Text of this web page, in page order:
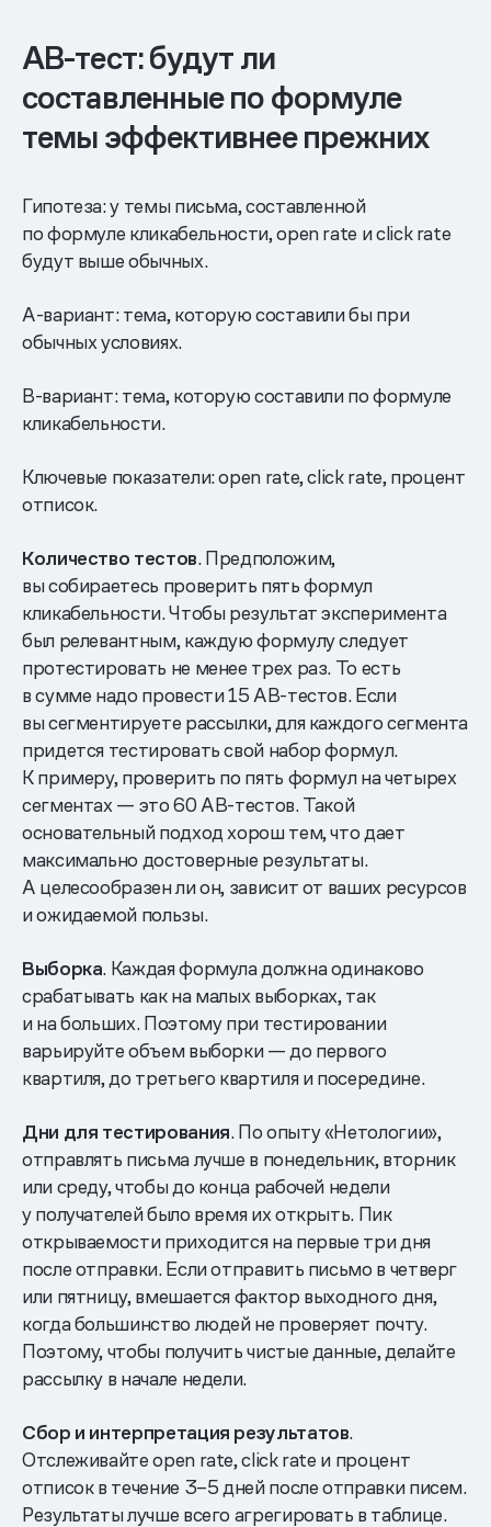
AB-тест: будут ли
составленные по формуле
темы эффективнее прежних
Гипотеза: у темы письма, составленной
по формуле кликабельности, open rate и click rate
будут выше обычных.
A-вариант: тема, которую составили бы при
обычных условиях.
B-вариант: тема, которую составили по формуле
кликабельности.
Ключевые показатели: open rate, click rate, процент
отписок.
Количество тестов. Предположим,
вы собираетесь проверить пять формул
кликабельности. Чтобы результат эксперимента
был релевантным, каждую формулу следует
протестировать не менее трех раз. То есть
в сумме надо провести 15 AB-тестов. Если
вы сегментируете рассылки, для каждого сегмента
придется тестировать свой набор формул.
К примеру, проверить по пять формул на четырех
сегментах — это 60 AB-тестов. Такой
основательный подход хорош тем, что дает
максимально достоверные результаты.
А целесообразен ли он, зависит от ваших ресурсов
и ожидаемой пользы.
Выборка. Каждая формула должна одинаково
срабатывать как на малых выборках, так
и на больших. Поэтому при тестировании
варьируйте объем выборки — до первого
квартиля, до третьего квартиля и посередине.
Дни для тестирования. По опыту «Нетологии»,
отправлять письма лучше в понедельник, вторник
или среду, чтобы до конца рабочей недели
у получателей было время их открыть. Пик
открываемости приходится на первые три дня
после отправки. Если отправить письмо в четверг
или пятницу, вмешается фактор выходного дня,
когда большинство людей не проверяет почту.
Поэтому, чтобы получить чистые данные, делайте
рассылку в начале недели.
Сбор и интерпретация результатов.
Отслеживайте open rate, click rate и процент
отписок в течение 3–5дней после отправки писем.
Результаты лучше всего агрегировать в таблице.